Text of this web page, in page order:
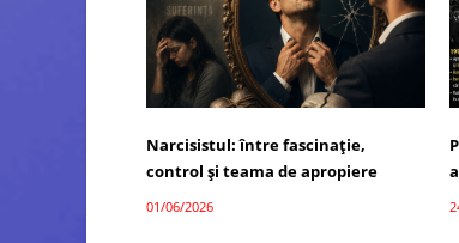
Narcisistul: între fascinație,
control și teama de apropiere
01/06/2026